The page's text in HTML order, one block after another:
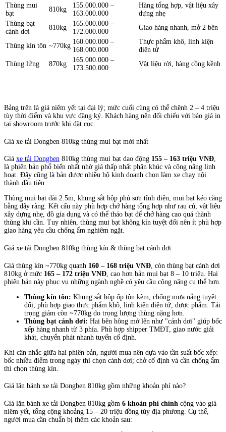
Thùng mui
bạt
810kg
155.000.000 –
163.000.000
Hàng tổng hợp, vật liệu xây
dựng nhẹ
Thùng bạt
cánh dơi
810kg
165.000.000 –
172.000.000
Giao hàng nhanh, mở 2 bên
Thùng kín tôn ~770kg
160.000.000 –
168.000.000
Thực phẩm khô, linh kiện
điện tử
Thùng lửng
870kg
165.000.000 –
173.500.000
Vật liệu rời, hàng cồng kềnh
Bảng trên là giá niêm yết tại đại lý; mức cuối cùng có thể chênh 2 – 4 triệu
tùy thời điểm và khu vực đăng ký. Khách hàng nên đối chiếu với báo giá in
tại showroom trước khi đặt cọc.
Giá xe tải Dongben 810kg thùng mui bạt mới nhất
Giá xe tải Dongben 810kg thùng mui bạt dao động 155 – 163 triệu VNĐ,
là phiên bản phổ biến nhất nhờ giá thấp nhất phân khúc và công năng linh
hoạt. Đây cũng là bản được nhiều hộ kinh doanh chọn làm xe chạy nội
thành đầu tiên.
Thùng mui bạt dài 2.5m, khung sắt hộp phủ sơn tĩnh điện, mui bạt kéo căng
bằng dây ràng. Kết cấu này phù hợp chở hàng tổng hợp như rau củ, vật liệu
xây dựng nhẹ, đồ gia dụng và có thể tháo bạt để chở hàng cao quá thành
thùng khi cần. Tuy nhiên, thùng mui bạt không kín tuyệt đối nên ít phù hợp
giao hàng yêu cầu chống ẩm nghiêm ngặt.
Giá xe tải Dongben 810kg thùng kín & thùng bạt cánh dơi
Giá thùng kín ~770kg quanh 160 – 168 triệu VNĐ , còn thùng bạt cánh dơi
810kg ở mức 165 – 172 triệu VNĐ , cao hơn bản mui bạt 8 – 10 triệu. Hai
phiên bản này phục vụ những ngành nghề có yêu cầu công năng cụ thể hơn.
Thùng kín tôn: Khung sắt hộp ốp tôn kẽm, chống mưa nắng tuyệt
đối, phù hợp giao thực phẩm khô, linh kiện điện tử, dược phẩm. Tải
trọng giảm còn ~770kg do trọng lượng thùng nặng hơn.
Thùng bạt cánh dơi: Hai bên hông mở lên như "cánh dơi" giúp bốc
xếp hàng nhanh từ 3 phía. Phù hợp shipper TMĐT, giao nước giải
khát, chuyển phát nhanh tuyến cố định.
Khi cân nhắc giữa hai phiên bản, người mua nên dựa vào tần suất bốc xếp:
bốc nhiều điểm trong ngày thì chọn cánh dơi; chở cố định và cần chống ẩm
thì chọn thùng kín.
Giá lăn bánh xe tải Dongben 810kg gồm những khoản phí nào?
Giá lăn bánh xe tải Dongben 810kg gồm 6 khoản phí chính cộng vào giá
niêm yết, tổng cộng khoảng 15 – 20 triệu đồng tùy địa phương. Cụ thể,
người mua cần chuẩn bị thêm các khoản sau: